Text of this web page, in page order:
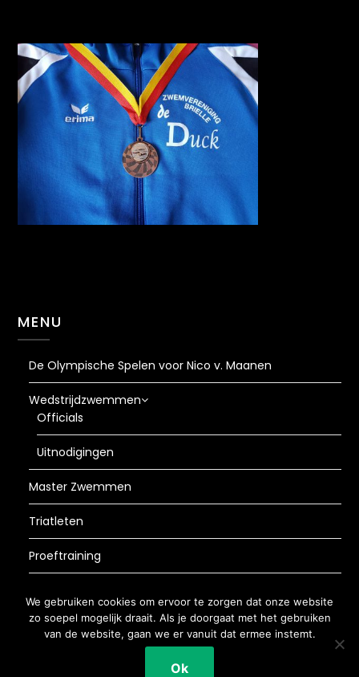
MENU
De Olympische Spelen voor Nico v. Maanen
Wedstrijdzwemmen
Officials
Uitnodigingen
Master Zwemmen
Triatleten
Proeftraining
| WordPress Theme by
We gebruiken cookies om ervoor te zorgen dat onze website
zo soepel mogelijk draait. Als je doorgaat met het gebruiken
van de website, gaan we er vanuit dat ermee instemt.
Ok